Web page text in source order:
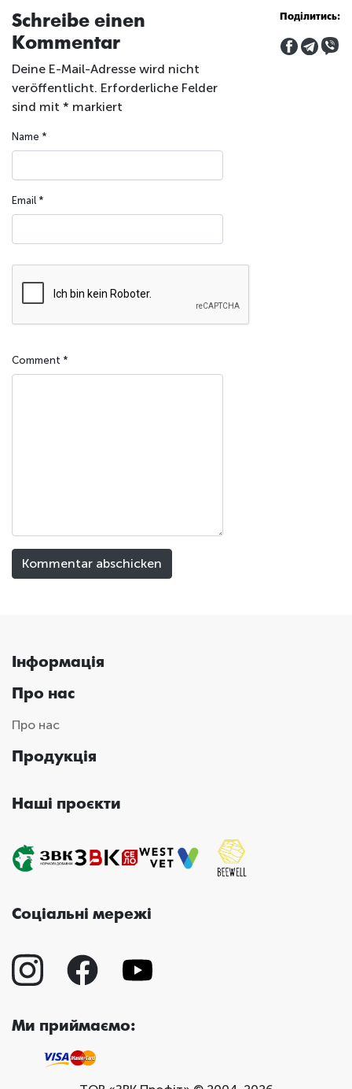
Schreibe einen
Kommentar
Deine E-Mail-Adresse wird nicht
veröffentlicht. Erforderliche Felder
sind mit * markiert
Name *
Email *
Comment *
Поділитись:
Інформація
Про нас
Про нас
Продукція
Наші проєкти
Соціальні мережі
Ми приймаємо: